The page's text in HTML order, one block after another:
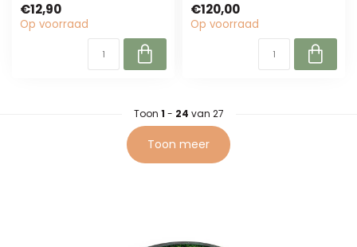
€12,90
Op voorraad
bloemwerk en
interieurdec...
€120,00
Op voorraad
Toon 1 - 24 van 27
Toon meer